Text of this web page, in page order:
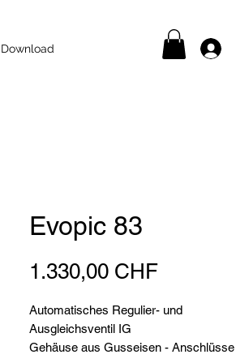
Download
Evopic 83
1.330,00 CHFPreis
Automatisches Regulier- und
Ausgleichsventil IG
Gehäuse aus Gusseisen - Anschlüsse